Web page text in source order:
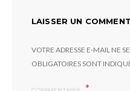
LAISSER UN
VOTRE ADRESSE E-MAIL NE
OBLIGATOIRES SONT